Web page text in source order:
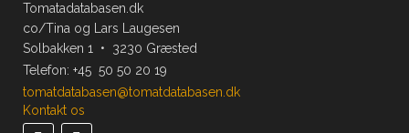
Tomatadatabasen.dk
co/Tina og Lars Laugesen
Solbakken 1 • 3230 Græsted
Telefon: +45 50 50 20 19
tomatdatabasen@tomatdatabasen.dk
Kontakt os